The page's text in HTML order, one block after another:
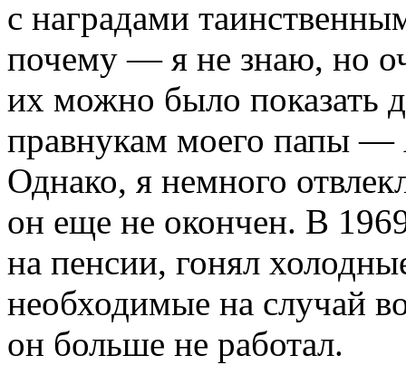
с наградами
почему — я не знаю, но
их можно было
правнукам моего папы
Однако, я немного
он еще не окончен. В
на пенсии, гонял
необходимые на случай
он больше не работал.